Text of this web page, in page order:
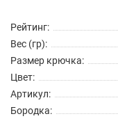
Рейтинг:
Вес (гр):
Размер крючка:
Цвет:
Артикул:
Бородка: